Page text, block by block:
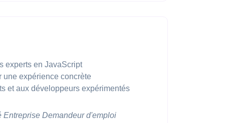
experts en JavaScript
une expérience concrète
et aux développeurs expérimentés
Entreprise Demandeur d'emploi